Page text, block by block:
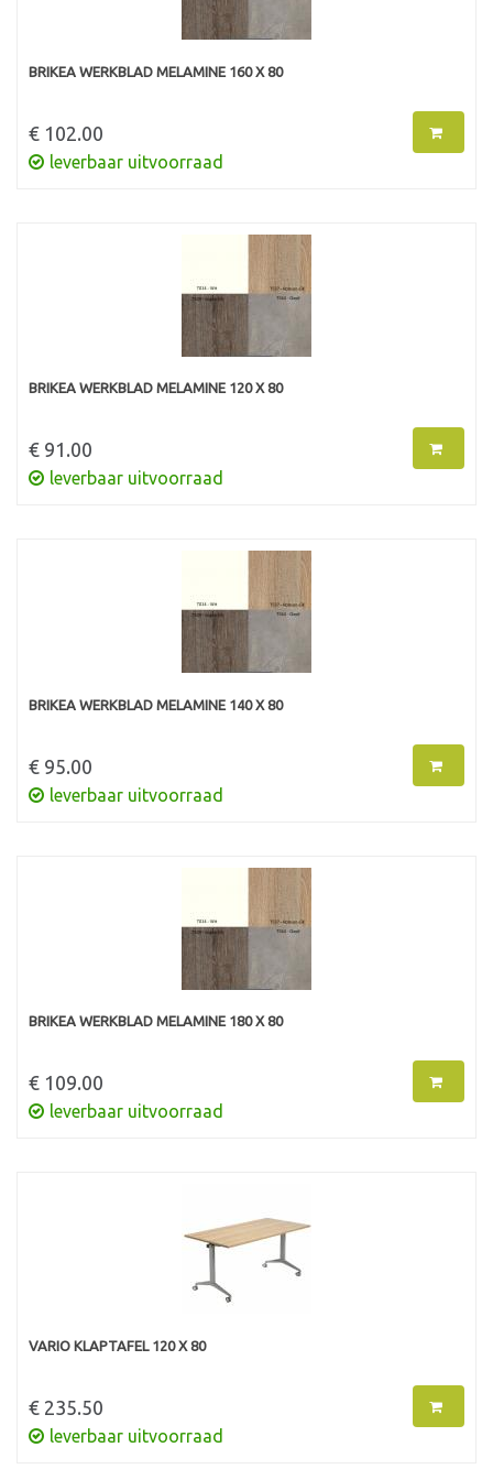
BRIKEA WERKBLAD MELAMINE 160 X 80
€ 102.00
leverbaar uitvoorraad
BRIKEA WERKBLAD MELAMINE 120 X 80
€ 91.00
leverbaar uitvoorraad
BRIKEA WERKBLAD MELAMINE 140 X 80
€ 95.00
leverbaar uitvoorraad
BRIKEA WERKBLAD MELAMINE 180 X 80
€ 109.00
leverbaar uitvoorraad
VARIO KLAPTAFEL 120 X 80
€ 235.50
leverbaar uitvoorraad